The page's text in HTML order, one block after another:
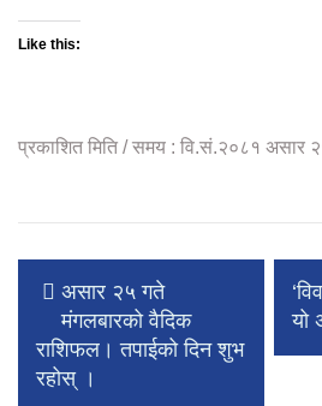
Like this:
प्रकाशित मिति / समय : वि.सं.२०८१ असार
असार २५ गते
मंगलबारको वैदिक
राशिफल। तपाईको दिन शुभ
रहोस् ।
यो